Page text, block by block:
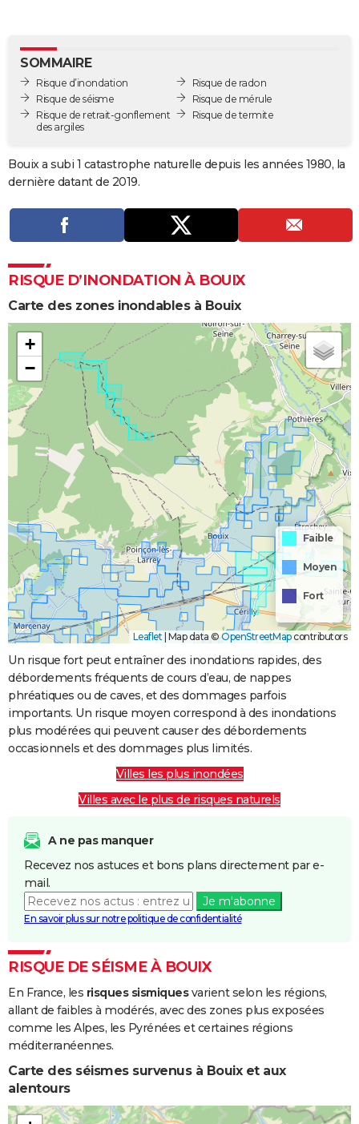
GUIDES D'ACHAT
BONS PLANS
CARTE DE VOEUX
Dictionnaire
Biographies
Citations
Expressions
Proverbes
PROGRAMME TV
S'inscrire
Se connecter
Lycées
Collèges
Primaires
Universités
Entreprises
Service militaire
Avis de recherche
FORUM
Bricolage
Lifestyle
Culture
Sport
Auto
Television
Voyage
Cinema
SOMMAIRE
Risque d’inondation
Risque de séisme
Risque de retrait-gonflement
des argiles
Risque de radon
Risque de mérule
Risque de termite
Bouix a subi 1 catastrophe naturelle depuis les années 1980, la
dernière datant de 2019.
RISQUE D’INONDATION À BOUIX
Carte des zones inondables à Bouix
+
−
Faible
Moyen
Fort
Leaflet | Map data ©OpenStreetMapcontributors
Un risque fort peut entraîner des inondations rapides, des
débordements fréquents de cours d’eau, de nappes
phréatiques ou de caves, et des dommages parfois
importants. Un risque moyen correspond à des inondations
plus modérées qui peuvent causer des débordements
occasionnels et des dommages plus limités.
Villes les plus inondées
Villes avec le plus de risques naturels
A ne pas manquer
Recevez nos astuces et bons plans directement par e-
mail.
Je m'abonne
En savoir plus sur notre politique de confidentialité
RISQUE DE SÉISME À BOUIX
En France, les risques sismiquesvarient selon les régions,
allant de faibles à modérés, avec des zones plus exposées
comme les Alpes, les Pyrénées et certaines régions
méditerranéennes.
Carte des séismes survenus à Bouix et aux
alentours